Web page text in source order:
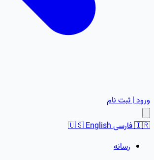
ورود | ثبت نام
🇮🇷فارسی 🇺🇸English
رسانه